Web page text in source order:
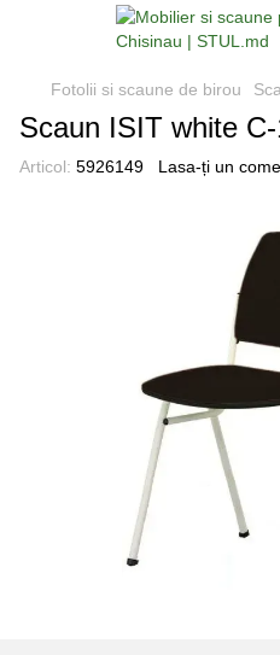
Fotolii si scaune de birou
Scaun ISIT white С-
Articol: 5926149 Lasa-ți un